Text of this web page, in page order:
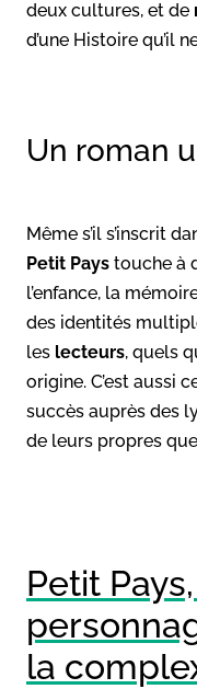
deux cultures, et de
d’une Histoire qu’il
Un roman
Même s’il s’inscrit
Petit Pays touche à
l’enfance, la
des identités
les lecteurs, quels
origine. C’est aussi
succès auprès des
de leurs propres
Petit
la